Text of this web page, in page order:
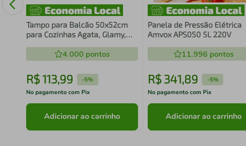
Tampo para Balcão 50x52cm
para Cozinhas Agata, Glamy,
4.000 pontos
R$113,99 -5%
No pagamento com Pix
Adicionar ao carrinho
Panela de Pressão Elétrica
Amvox APS050 5L 220V
11.996 pontos
R$ 341,89 -5%
No pagamento com Pix
Adicionar ao carrinho